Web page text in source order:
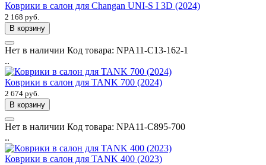
Коврики в салон для Changan UNI-S I 3D (2024)
2 168 руб.
В корзину
Нет в наличии Код товара: NPA11-C13-162-1
..
Коврики в салон для TANK 700 (2024)
2 674 руб.
В корзину
Нет в наличии Код товара: NPA11-C895-700
..
Коврики в салон для TANK 400 (2023)